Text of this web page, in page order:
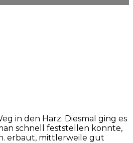
in den Harz. Diesmal ging es
schnell feststellen konnte,
erbaut, mittlerweile gut